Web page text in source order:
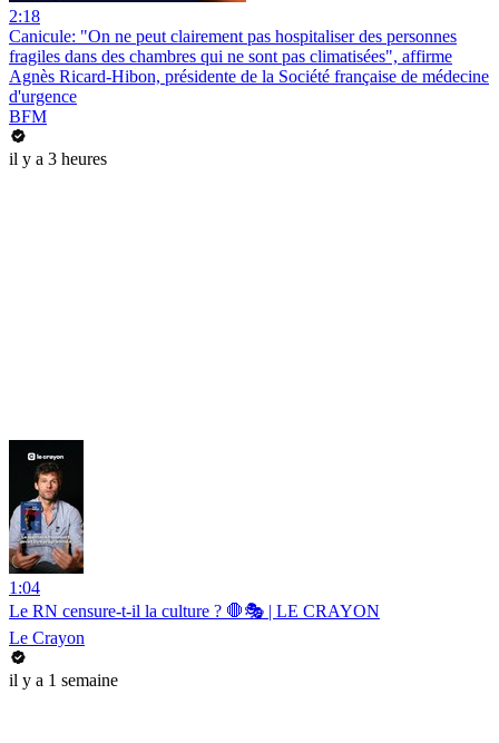
2:18
Canicule: "On ne peut clairement pas hospitaliser des personnes
fragiles dans des chambres qui ne sont pas climatisées", affirme
Agnès Ricard-Hibon, présidente de la Société française de médecine
d'urgence
BFM
il y a 3 heures
1:04
Le RN censure-t-il la culture ? 🛑🎭 | LE CRAYON
Le Crayon
il y a 1 semaine